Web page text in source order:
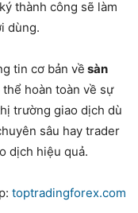
thành công sẽ làm
dùng.
tin cơ bản về sàn
hoàn toàn về sự
trường giao dịch dù
sâu hay trader
dịch hiệu quả.
toptradingforex.com